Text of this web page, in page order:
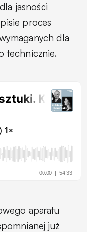
jasności
proces
dla
technicznie.
aparatu
już